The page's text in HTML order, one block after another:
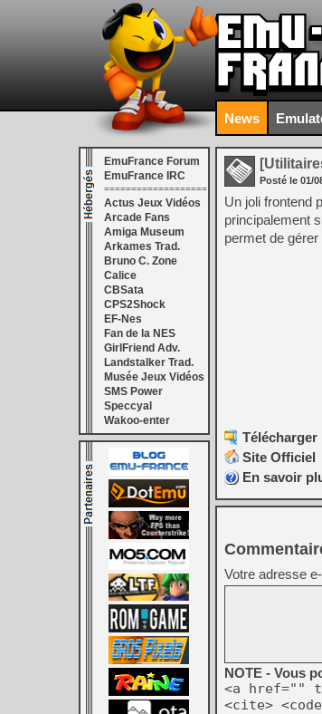
News
EmuFrance Forum
EmuFrance IRC
===================
Actus Jeux Vidéos
Arcade Fans
Amiga Museum
Arkames Trad.
Bruno C. Zone
Calice
CBSata
CPS2Shock
EF-Nes
Fan de la NES
GirlFriend Adv.
Landstalker Trad.
Musée Jeux Vidéos
SMS Power
Speccyal
Wakoo-enter
Posté le 01/
Un joli frontend
principalement
permet de
Télécharger
Site Officiel
En savoir
Votre adresse
NOTE - Vous
<a href=""
<cite>